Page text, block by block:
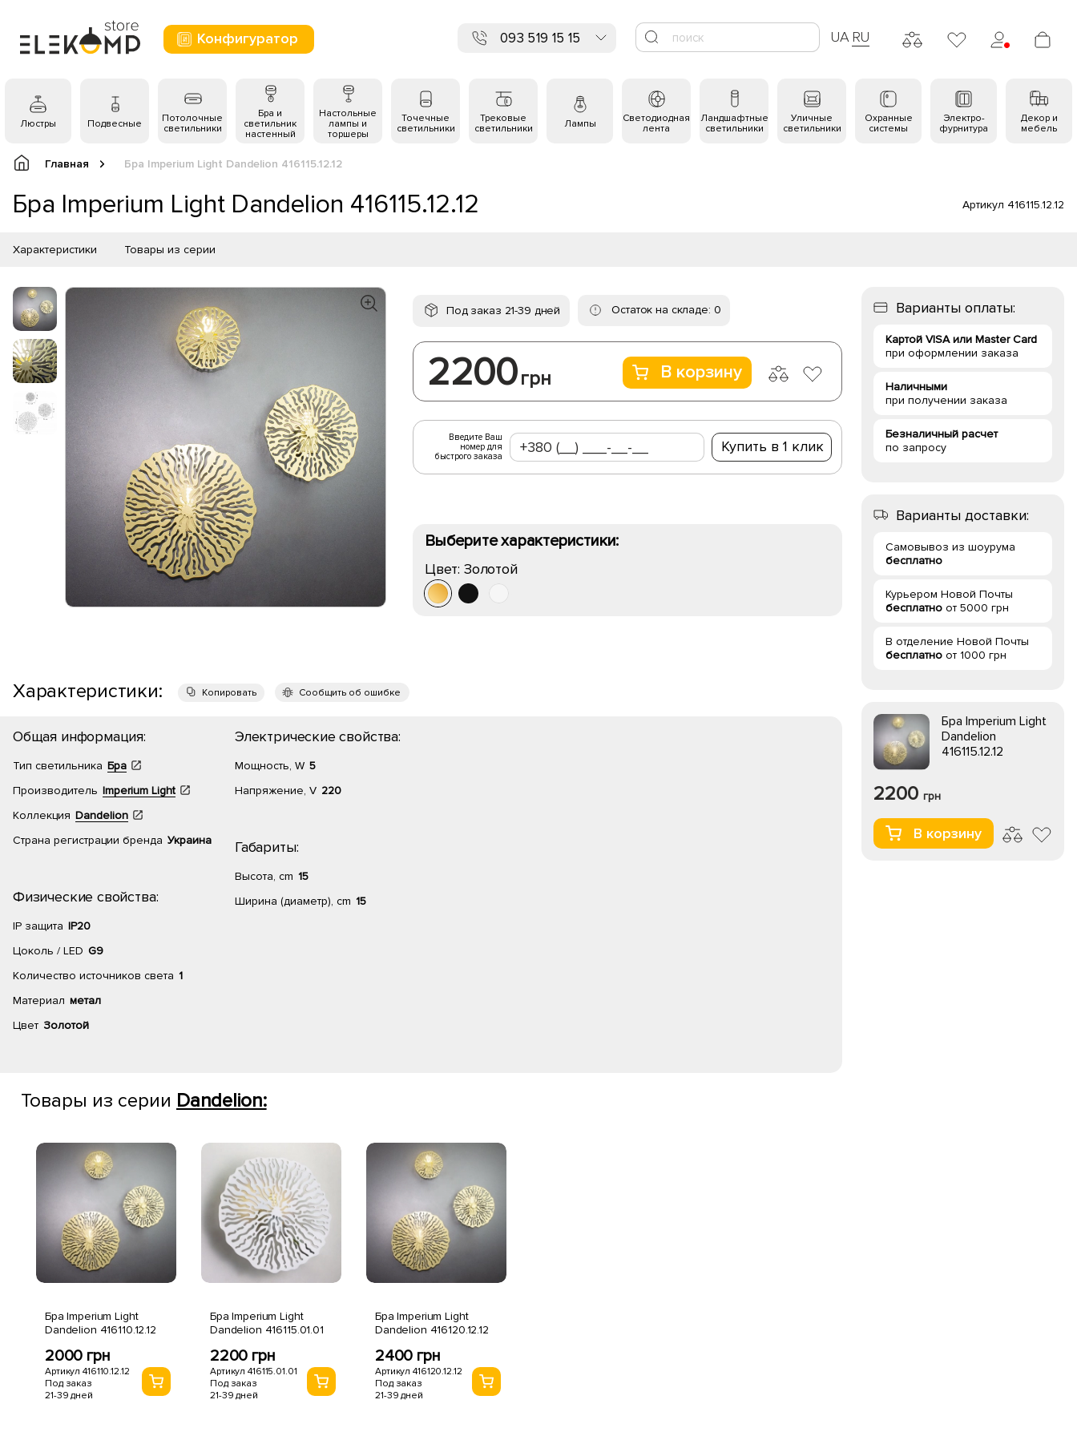
Конфигуратор 093 519 15 15 UA RU
Люстры Подвесные
Потолочные
светильники
Бра и
светильник
настенный
Настольные
лампы и
торшеры
Точечные
светильники
Трековые
светильники
Лампы
Светодиодная
лента
Ландшафтные
светильники
Уличные
светильники
Охранные
системы
Электро-
фурнитура
Декор и
мебель
Главная Бра Imperium Light Dandelion 416115.12.12
Бра Imperium Light Dandelion 416115.12.12 Артикул 416115.12.12
Характеристики Товары из серии
Под заказ 21-39 дней Остаток на складе: 0
2200 грн В корзину
Введите Ваш
номер для
быстрого заказа
Купить в 1 клик
Выберите характеристики:
Цвет: Золотой
Характеристики: Копировать Сообщить об ошибке
Общая информация:
Тип светильника Бра
Производитель Imperium Light
Коллекция Dandelion
Страна регистрации бренда Украина
Физические свойства:
IP защита IP20
Цоколь / LED G9
Количество источников света 1
Материал метал
Цвет Золотой
Электрические свойства:
Мощность, W 5
Напряжение, V 220
Габариты:
Высота, cm 15
Ширина (диаметр), cm 15
Товары из серии Dandelion:
Бра Imperium Light
Dandelion 416110.12.12
2000 грн
Артикул 416110.12.12
Под заказ
21-39 дней
Бра Imperium Light
Dandelion 416115.01.01
2200 грн
Артикул 416115.01.01
Под заказ
21-39 дней
Бра Imperium Light
Dandelion 416120.12.12
2400 грн
Артикул 416120.12.12
Под заказ
21-39 дней
Варианты оплаты:
Картой VISA или Master Card
при оформлении заказа
Наличными
при получении заказа
Безналичный расчет
по запросу
Варианты доставки:
Самовывоз из шоурума
бесплатно
Курьером Новой Почты
бесплатно от 5000 грн
В отделение Новой Почты
бесплатно от 1000 грн
Бра Imperium Light
Dandelion
416115.12.12
2200 грн
В корзину